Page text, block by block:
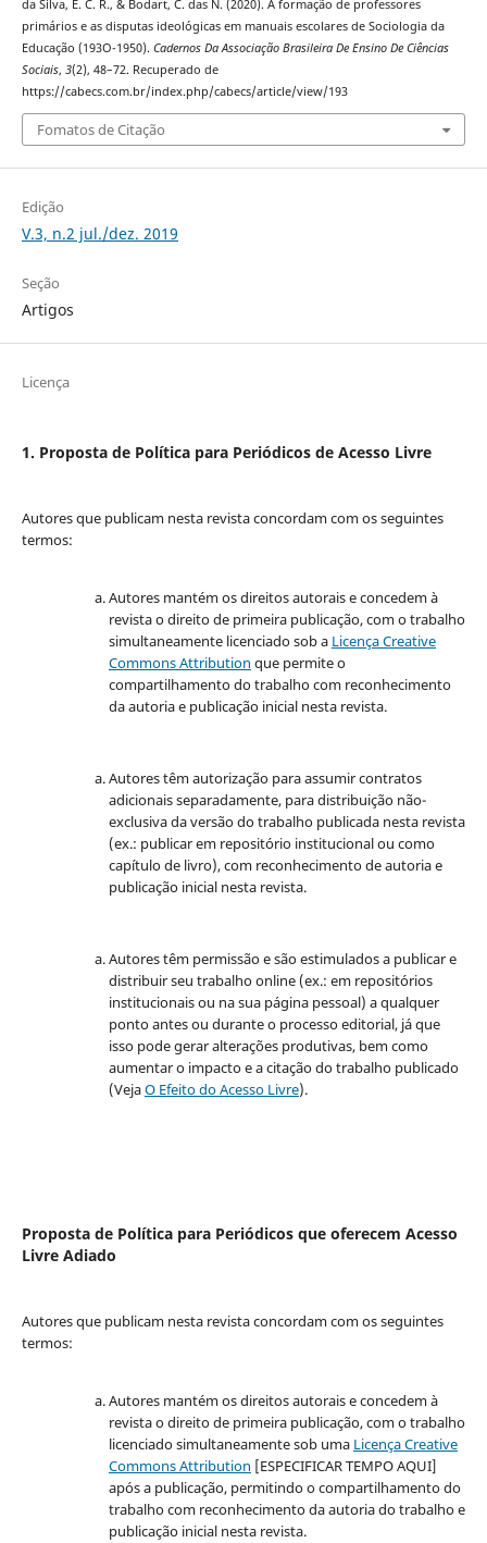
da Silva, E. C. R., & Bodart, C. das N. (2020). A formação de professores
primários e as disputas ideológicas em manuais escolares de Sociologia da
Educação (193O-1950). Cadernos Da Associação Brasileira De Ensino De Ciências
Sociais, 3(2), 48–72. Recuperado de
https://cabecs.com.br/index.php/cabecs/article/view/193
Fomatos de Citação
Edição
V.3, n.2 jul./dez. 2019
Seção
Artigos
Licença
1. Proposta de Política para Periódicos de Acesso Livre
Autores que publicam nesta revista concordam com os seguintes
termos:
Autores mantém os direitos autorais e concedem à
revista o direito de primeira publicação, com o trabalho
simultaneamente licenciado sob a Licença Creative
Commons Attribution que permite o
compartilhamento do trabalho com reconhecimento
da autoria e publicação inicial nesta revista.
Autores têm autorização para assumir contratos
adicionais separadamente, para distribuição não-
exclusiva da versão do trabalho publicada nesta revista
(ex.: publicar em repositório institucional ou como
capítulo de livro), com reconhecimento de autoria e
publicação inicial nesta revista.
Autores têm permissão e são estimulados a publicar e
distribuir seu trabalho online (ex.: em repositórios
institucionais ou na sua página pessoal) a qualquer
ponto antes ou durante o processo editorial, já que
isso pode gerar alterações produtivas, bem como
aumentar o impacto e a citação do trabalho publicado
(VejaO Efeito do Acesso Livre).
Proposta de Política para Periódicos que oferecem Acesso
Livre Adiado
Autores que publicam nesta revista concordam com os seguintes
termos:
Autores mantém os direitos autorais e concedem à
revista o direito de primeira publicação, com o trabalho
licenciado simultaneamente sob uma Licença Creative
Commons Attribution [ESPECIFICAR TEMPO AQUI]
após a publicação, permitindo o compartilhamento do
trabalho com reconhecimento da autoria do trabalho e
publicação inicial nesta revista.